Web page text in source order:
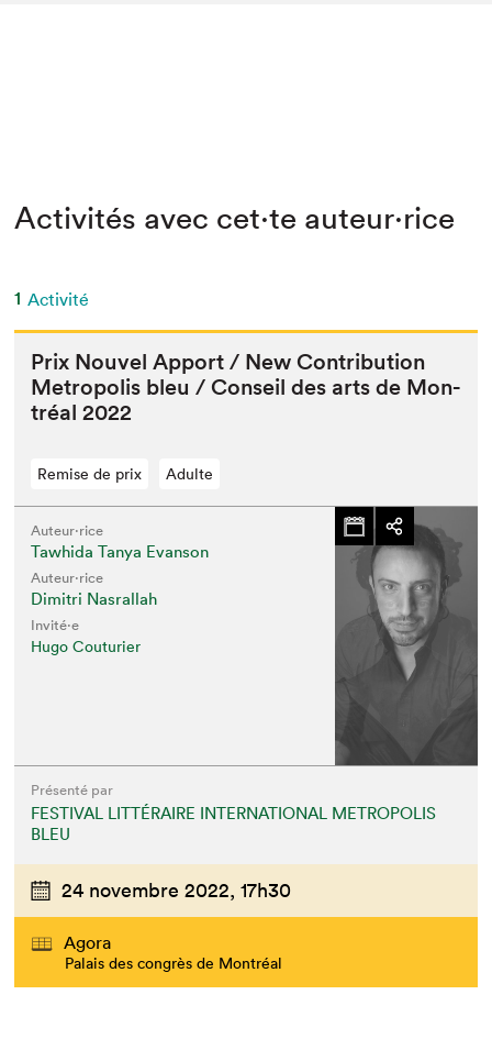
Activités avec cet·te auteur·rice
1 Activité
Prix Nou­v­el Apport / New Con­tri­bu­tion
Metrop­o­lis bleu / Con­seil des arts de Mon­
tréal2022
Remise de prix Adulte
Auteur·rice
Tawhida Tanya Evanson
Auteur·rice
Dimitri Nasrallah
Invité⋅e
Hugo Couturier
Présenté par
FESTIVAL LITTÉRAIRE INTERNATIONAL METROPOLIS
BLEU
24 novembre 2022, 17h30
Agora
Palais des congrès de Montréal